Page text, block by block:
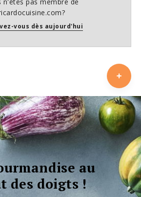
n'êtes pas membre de
vous dès aujourd'hui
au
des doigts !